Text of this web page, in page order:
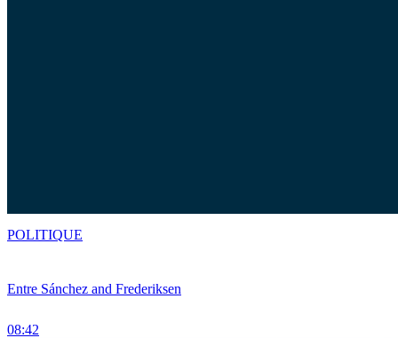
Entre Sánchez and Frederiksen
08:42
POLITIQUE